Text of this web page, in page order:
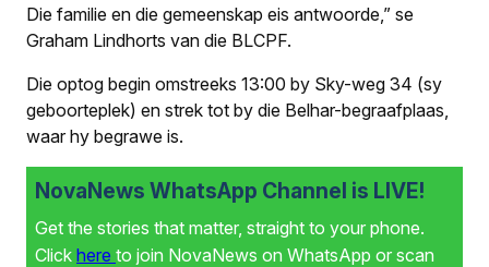
Die familie en die gemeenskap eis antwoorde,” se
Graham Lindhorts van die BLCPF.
Die optog begin omstreeks 13:00 by Sky-weg 34 (sy
geboorteplek) en strek tot by die Belhar-begraafplaas,
waar hy begrawe is.
NovaNews WhatsApp Channel is LIVE!
Get the stories that matter, straight to your phone.
Click here to join NovaNews on WhatsApp or scan